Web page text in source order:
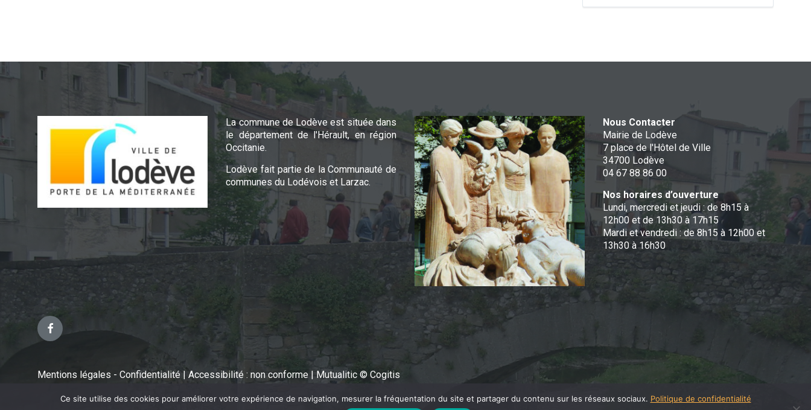
La commune de Lodève est située dans
le département de l'Hérault, en région
Occitanie.
Lodève fait partie de la Communauté de
communes du Lodévois et Larzac.
Nous Contacter
Mairie de Lodève
7 place de l'Hôtel de Ville
34700 Lodève
04 67 88 86 00
Nos horaires d’ouverture
Lundi, mercredi et jeudi : de 8h15 à
12h00 et de 13h30 à 17h15
Mardi et vendredi : de 8h15 à 12h00 et
13h30 à 16h30
Facebook
Mentions légales - Confidentialité Accessibilité : non conforme Mutualitic © Cogitis
Ce site utilise des cookies pour améliorer votre expérience de navigation, mesurer la fréquentation du site et partager du contenu sur les réseaux sociaux. Politique de confidentialité